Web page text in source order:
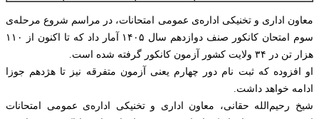
معاون اداری و تخنیکی اداره‌ی عمومی امتحانات، در مراسم شروع مرحله‌ی
سوم امتحان کانکور صنف دوازدهم سال ۱۴۰۵ آمار داد که تا اکنون از ۱۱۰
هزار تن در ۳۴ ولایت کشور آزمون کانکور گرفته شده است.
او افزوده که ثبت نام دور چهارم یعنی آزمون متفرقه نیز تا هژدهم جوزا
ادامه خواهد داشت.
شیخ رحیم‌الله حقانی، معاون اداری و تخنیکی اداره‌ی عمومی امتحانات